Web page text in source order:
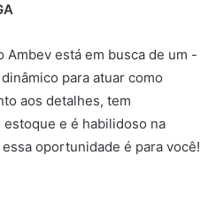
Ambev está em busca de um -
para atuar como
aos detalhes, tem
e é habilidoso na
oportunidade é para você!